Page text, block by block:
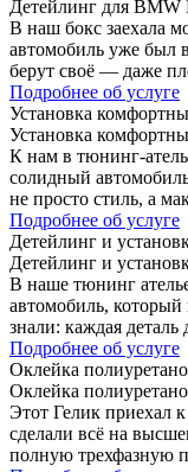
Детейлинг для BMW
В наш бокс заехала
автомобиль уже был
берут своё — даже
Подробнее об услуге
Установка
Установка
К нам в тюнинг-
солидный
не просто стиль, а
Подробнее об услуге
Детейлинг и
Детейлинг и
В наше тюнинг
автомобиль,
знали: каждая
Подробнее об услуге
Оклейка
Оклейка
Этот Гелик приехал
сделали всё на
полную трехфазную